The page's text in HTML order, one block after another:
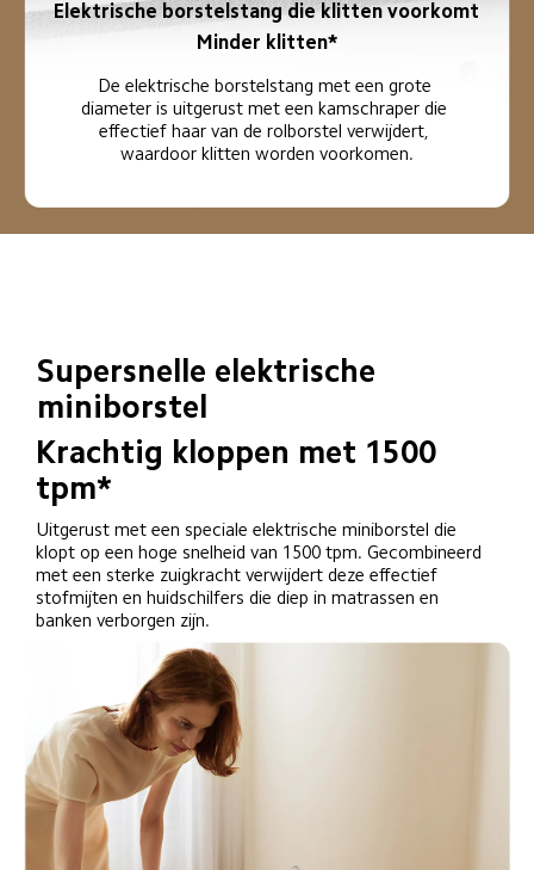
Elektrische borstelstang die klitten voorkomt
Minder klitten*
De elektrische borstelstang met een grote
diameter is uitgerust met een kamschraper die
effectief haar van de rolborstel verwijdert,
waardoor klitten worden voorkomen.
Supersnelle elektrische
miniborstel
Krachtig kloppen met 1500
tpm*
Uitgerust met een speciale elektrische miniborstel die
klopt op een hoge snelheid van 1500 tpm. Gecombineerd
met een sterke zuigkracht verwijdert deze effectief
stofmijten en huidschilfers die diep in matrassen en
banken verborgen zijn.